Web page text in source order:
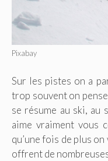
Pixabay
Sur les pistes on a
trop souvent on
se résume au ski, au
aime vraiment vous
qu’une fois de plus
offrent de